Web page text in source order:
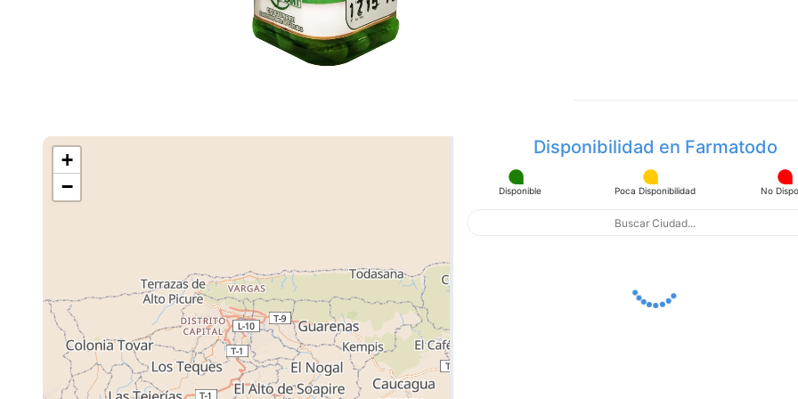
+
−
Cargando Mapa con
Tiendas ...
Disponibilidad en Farmatodo
Disponible Poca Disponibilidad No